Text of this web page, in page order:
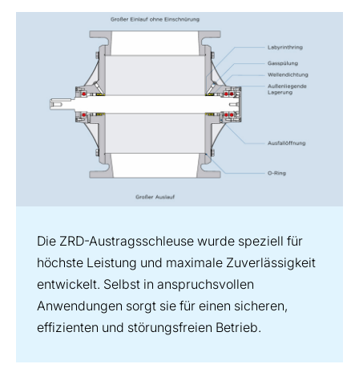
Die ZRD-Austragsschleuse wurde speziell für
höchste Leistung und maximale Zuverlässigkeit
entwickelt. Selbst in anspruchsvollen
Anwendungen sorgt sie für einen sicheren,
effizienten und störungsfreien Betrieb.